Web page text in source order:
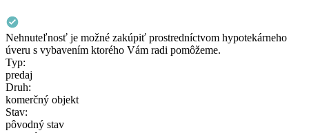
Nehnuteľnosť je možné zakúpiť prostredníctvom hypotekárneho
úveru s vybavením ktorého Vám radi pomôžeme.
Typ:
predaj
Druh:
komerčný objekt
Stav:
pôvodný stav